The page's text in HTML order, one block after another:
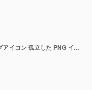
3D Woman Having Fun レンダリングアイコン 孤立した PNG イラスト PSD テンプレート